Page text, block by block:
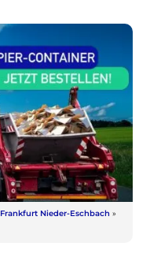
Frankfurt Nieder-Eschbach »